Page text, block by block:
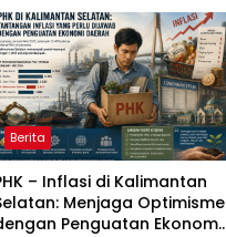
Berita
– Inflasi di Kalimantan
Menjaga Optimisme
Penguatan Ekonomi